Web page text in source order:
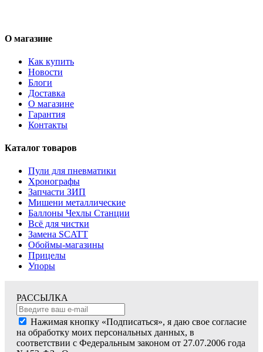
О магазине
Как купить
Новости
Блоги
Доставка
О магазине
Гарантия
Контакты
Каталог товаров
Пули для пневматики
Хронографы
Запчасти ЗИП
Мишени металлические
Баллоны Чехлы Станции
Всё для чистки
Замена SCATT
Обоймы-магазины
Прицелы
Упоры
РАССЫЛКА
Нажимая кнопку «Подписаться», я даю свое согласие
на обработку моих персональных данных, в
соответствии с Федеральным законом от 27.07.2006 года